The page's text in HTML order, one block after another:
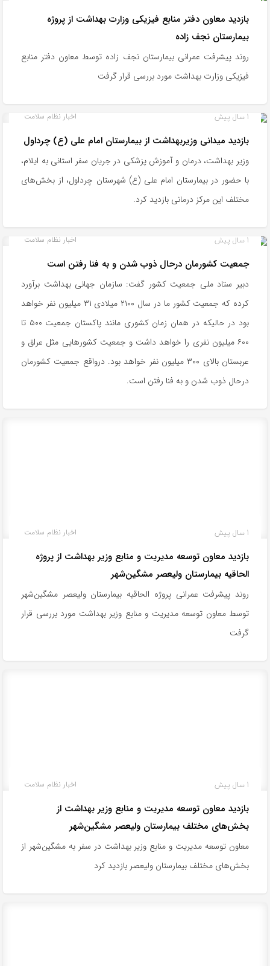
بازدید معاون دفتر منابع فیزیکی وزارت بهداشت از پروژه
بیمارستان نجف زاده
روند پیشرفت عمرانی بیمارستان نجف زاده توسط معاون دفتر منابع
فیزیکی وزارت بهداشت مورد بررسی قرار گرفت
اخبار نظام سلامت 1 سال پیش
بازدید میدانی وزیربهداشت از بیمارستان امام علی (ع) چرداول
وزیر بهداشت، درمان و آموزش پزشکی در جریان سفر استانی به ایلام،
با حضور در بیمارستان امام علی (ع) شهرستان چرداول، از بخش‌های
مختلف این مرکز درمانی بازدید کرد.
اخبار نظام سلامت 1 سال پیش
جمعیت کشورمان درحال ذوب شدن و به فنا رفتن است
دبیر ستاد ملی جمعیت کشور گفت: سازمان جهانی بهداشت برآورد
کرده که جمعیت کشور ما در سال ۲۱۰۰ میلادی ۳۱ میلیون نفر خواهد
بود در حالیکه در همان زمان کشوری مانند پاکستان جمعیت ۵۰۰ تا
۶۰۰ میلیون نفری را خواهد داشت و جمعیت کشورهایی مثل عراق و
عربستان بالای ۳۰۰ میلیون نفر خواهد بود. درواقع جمعیت کشورمان
درحال ذوب شدن و به فنا رفتن است.
اخبار نظام سلامت 1 سال پیش
بازدید معاون توسعه مدیریت و منابع وزیر بهداشت از پروژه
الحاقیه بیمارستان ولیعصر مشگین‌شهر
روند پیشرفت عمرانی پروژه الحاقیه بیمارستان ولیعصر مشگین‌شهر
توسط معاون توسعه مدیریت و منابع وزیر بهداشت مورد بررسی قرار
گرفت
اخبار نظام سلامت 1 سال پیش
بازدید معاون توسعه مدیریت و منابع وزیر بهداشت از
بخش‌های مختلف بیمارستان ولیعصر مشگین‌شهر
معاون توسعه مدیریت و منابع وزیر بهداشت در سفر به مشگین‌شهر از
بخش‌های مختلف بیمارستان ولیعصر بازدید کرد